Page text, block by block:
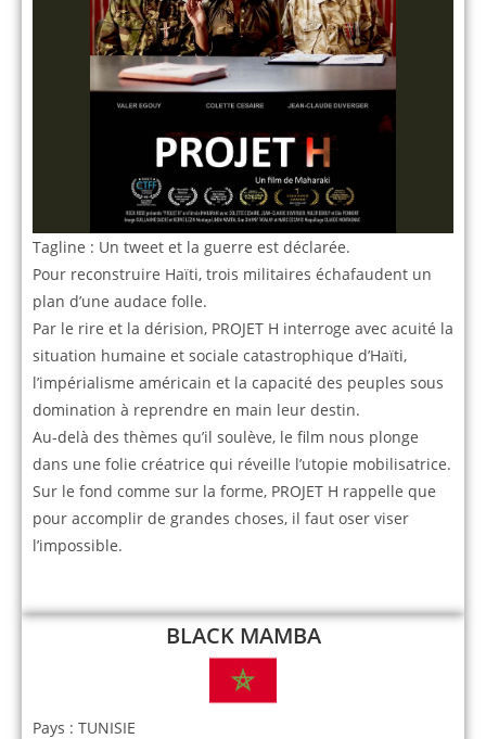
Tagline : Un tweet et la guerre est déclarée.
Pour reconstruire Haïti, trois militaires échafaudent un
plan d’une audace folle.
Par le rire et la dérision, PROJET H interroge avec acuité la
situation humaine et sociale catastrophique d’Haïti,
l’impérialisme américain et la capacité des peuples sous
domination à reprendre en main leur destin.
Au-delà des thèmes qu’il soulève, le film nous plonge
dans une folie créatrice qui réveille l’utopie mobilisatrice.
Sur le fond comme sur la forme, PROJET H rappelle que
pour accomplir de grandes choses, il faut oser viser
l’impossible.
BLACK MAMBA
Pays : TUNISIE